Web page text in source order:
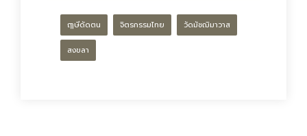
ฤๅษีดัดตน จิตรกรรมไทย วัดมัชฌิมาวาส
สงขลา